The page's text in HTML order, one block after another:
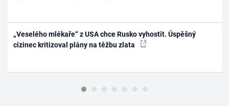
„Veselého mlékaře“ z USA chce Rusko vyhostit. Úspěšný
cizinec kritizoval plány na těžbu zlata